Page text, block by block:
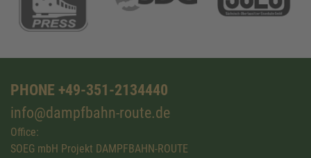
PHONE +49-351-2134440
info@dampfbahn-route.de
Office:
SOEG mbH Projekt DAMPFBAHN-ROUTE